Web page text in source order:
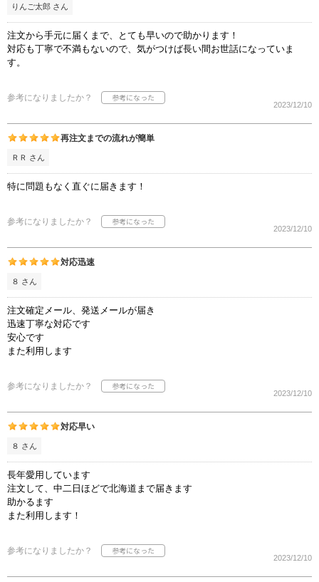
りんご太郎 さん
注文から手元に届くまで、とても早いので助かります！
対応も丁寧で不満もないので、気がつけば長い間お世話になっていま
す。
参考になりましたか？
2023/12/10
再注文までの流れが簡単
ＲＲ さん
特に問題もなく直ぐに届きます！
参考になりましたか？
2023/12/10
対応迅速
８ さん
注文確定メール、発送メールが届き
迅速丁寧な対応です
安心です
また利用します
参考になりましたか？
2023/12/10
対応早い
８ さん
長年愛用しています
注文して、中二日ほどで北海道まで届きます
助かるます
また利用します！
参考になりましたか？
2023/12/10